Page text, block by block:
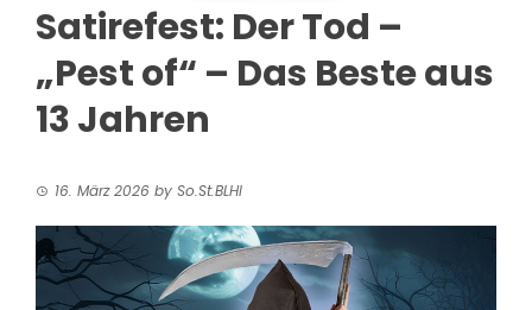
Satirefest: Der Tod –
„Pest of“ – Das Beste aus
13 Jahren
16. März 2026 by So.St.BLHI